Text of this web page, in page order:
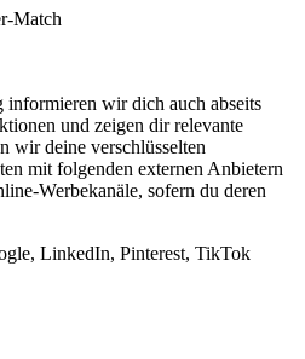
Match
wir dich auch abseits
und zeigen dir relevante
wir deine verschlüsselten
mit folgenden externen Anbietern
Werbekanäle, sofern du deren
LinkedIn, Pinterest, TikTok